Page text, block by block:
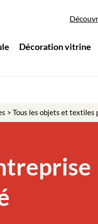
Décoration vitrine
> Tous les objets et textiles